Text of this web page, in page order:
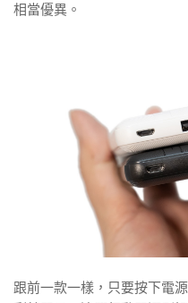
相當優異。
跟前一款一樣，只要按下電